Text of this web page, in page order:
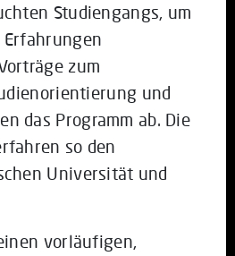
Studiengangs, um
Erfahrungen
zum
und
das Programm ab. Die
so den
Universität und
vorläufigen,